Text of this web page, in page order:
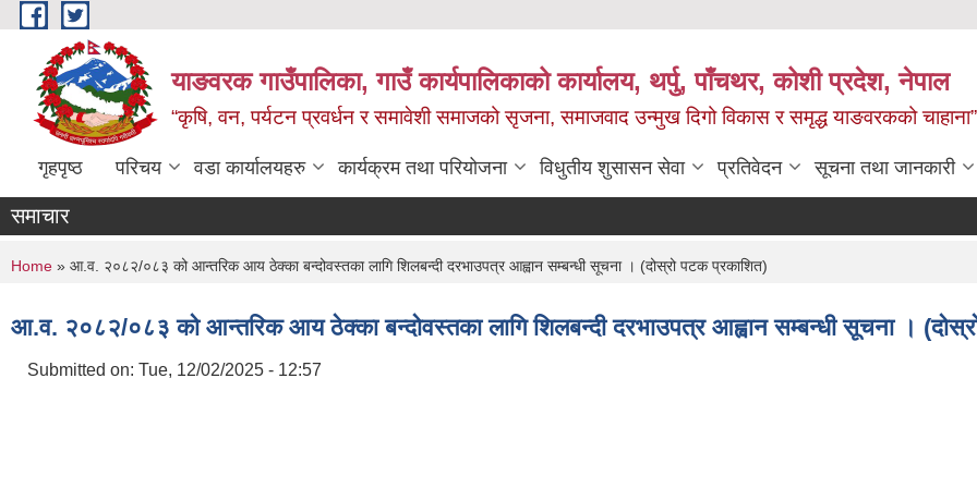
Skip to main content
याङवरक गाउँपालिका, गाउँ कार्यपालिकाको कार्यालय, थर्पु, पाँचथर, कोशी प्रदेश, नेपाल
“कृषि, वन, पर्यटन प्रवर्धन र समावेशी समाजको सृजना, समाजवाद उन्मुख दिगो विकास र समृद्ध याङवरकको चाहाना”
गृहपृष्ठ परिचय वडा कार्यालयहरु कार्यक्रम तथा परियोजना विधुतीय शुसासन सेवा प्रतिवेदन सूचना तथा जानकारी
समाचार
You are here
Home » आ.व. २०८२/०८३ को आन्तरिक आय ठेक्का बन्दोवस्तका लागि शिलबन्दी दरभाउपत्र आह्वान सम्बन्धी सूचना । (दोस्रो पटक प्रकाशित)
आ.व. २०८२/०८३ को आन्तरिक आय ठेक्का बन्दोवस्तका लागि शिलबन्दी दरभाउपत्र आह्वान सम्बन्धी सूचना ।
Submitted on: Tue, 12/02/2025 - 12:57